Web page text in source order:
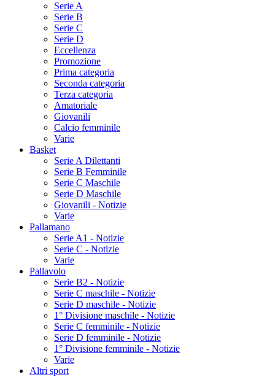
Serie A
Serie B
Serie C
Serie D
Eccellenza
Promozione
Prima categoria
Seconda categoria
Terza categoria
Amatoriale
Giovanili
Calcio femminile
Varie
Basket
Serie A Dilettanti
Serie B Femminile
Serie C Maschile
Serie D Maschile
Giovanili - Notizie
Varie
Pallamano
Serie A1 - Notizie
Serie C - Notizie
Varie
Pallavolo
Serie B2 - Notizie
Serie C maschile - Notizie
Serie D maschile - Notizie
1° Divisione maschile - Notizie
Serie C femminile - Notizie
Serie D femminile - Notizie
1° Divisione femminile - Notizie
Varie
Altri sport